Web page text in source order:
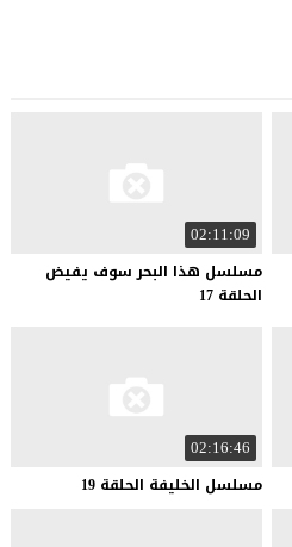
02:11:09
مسلسل هذا البحر سوف يفيض
الحلقة 17
02:16:46
مسلسل الخليفة الحلقة 19